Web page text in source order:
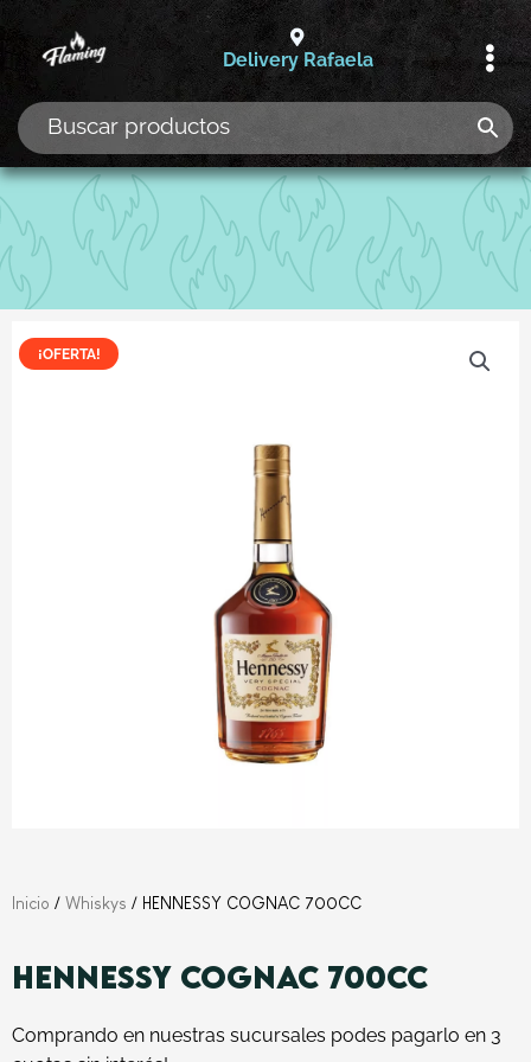
al
contenido
Delivery Rafaela
¡OFERTA!
Inicio / Whiskys / HENNESSY COGNAC 700CC
HENNESSY COGNAC 700CC
Comprando en nuestras sucursales podes pagarlo en 3